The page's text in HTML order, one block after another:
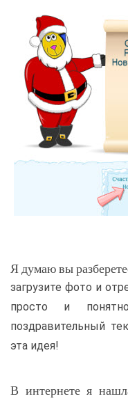
Я думаю вы
загрузите фото и
просто и
поздравительный
эта идея!
В интернете я